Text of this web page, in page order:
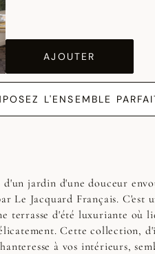
AJOUTER
L'ENSEMBLE
jardin d'une douceur
Le Jacquard Français. C'est
terrasse d'été luxuriante où
Cette collection,
à vos intérieurs,